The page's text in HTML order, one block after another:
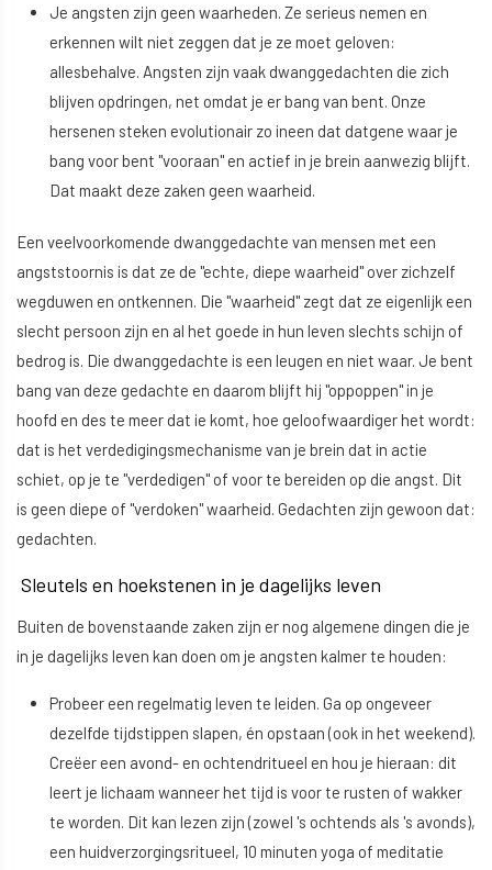
Je angsten zijn geen waarheden. Ze serieus nemen en
erkennen wilt niet zeggen dat je ze moet geloven:
allesbehalve. Angsten zijn vaak dwanggedachten die zich
blijven opdringen, net omdat je er bang van bent. Onze
hersenen steken evolutionair zo ineen dat datgene waar je
bang voor bent "vooraan" en actief in je brein aanwezig blijft.
Dat maakt deze zaken geen waarheid.
Een veelvoorkomende dwanggedachte van mensen met een
angststoornis is dat ze de "echte, diepe waarheid" over zichzelf
wegduwen en ontkennen. Die "waarheid" zegt dat ze eigenlijk een
slecht persoon zijn en al het goede in hun leven slechts schijn of
bedrog is. Die dwanggedachte is een leugen en niet waar. Je bent
bang van deze gedachte en daarom blijft hij "oppoppen" in je
hoofd en des te meer dat ie komt, hoe geloofwaardiger het wordt:
dat is het verdedigingsmechanisme van je brein dat in actie
schiet, op je te "verdedigen" of voor te bereiden op die angst. Dit
is geen diepe of "verdoken" waarheid. Gedachten zijn gewoon dat:
gedachten.
Sleutels en hoekstenen in je dagelijks leven
Buiten de bovenstaande zaken zijn er nog algemene dingen die je
in je dagelijks leven kan doen om je angsten kalmer te houden:
Probeer een regelmatig leven te leiden. Ga op ongeveer
dezelfde tijdstippen slapen, én opstaan (ook in het weekend).
Creëer een avond- en ochtendritueel en hou je hieraan: dit
leert je lichaam wanneer het tijd is voor te rusten of wakker
te worden. Dit kan lezen zijn (zowel 's ochtends als 's avonds),
een huidverzorgingsritueel, 10 minuten yoga of meditatie